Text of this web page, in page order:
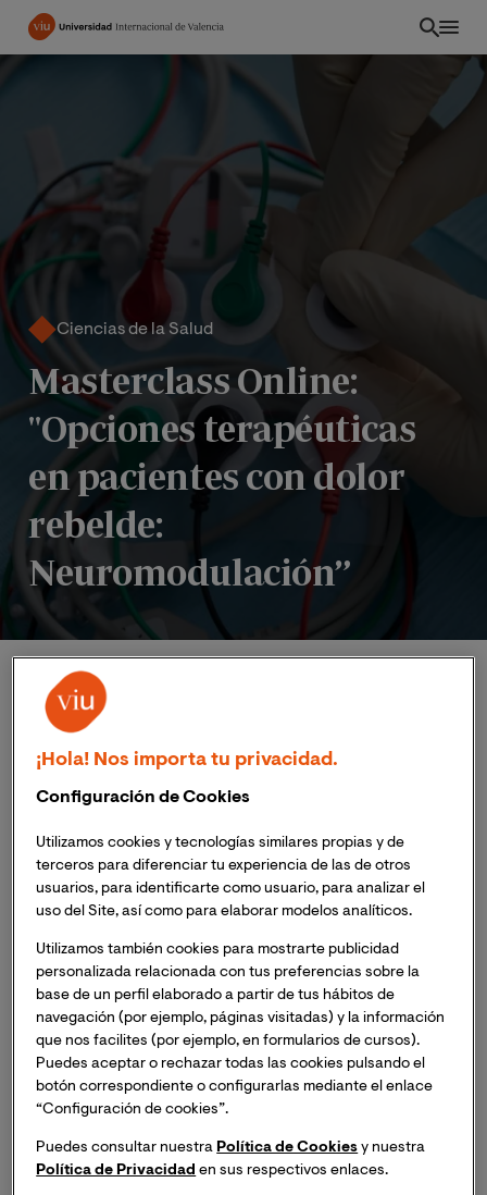
Pasar
CO
Ciencias de la Salud
Masterclass Online:
"Opciones terapéuticas
en pacientes con dolor
rebelde:
Neuromodulación”
El próximo martes 2 de junio de 2026 a las
20:00h
Cátedra del Dolorde la Universidad Internacional de
Valencia (VIU) te invita a laMasterclass Online:
"Opciones terapéuticas en pacientes con dolor
rebelde: Neuromodulación”.
Se trata de una
masterclass online que se impartirá a través de
Blackboard.
Si deseas asistir, inscríbete y recibirás un enlace para
acceder a la sesión el mismo día del evento.
¡Hola! Nos importa tu privacidad.
Configuración de Cookies
Utilizamos cookies y tecnologías similares propias y de
terceros para diferenciar tu experiencia de las de otros
usuarios, para identificarte como usuario, para analizar el
uso del Site, así como para elaborar modelos analíticos.
Utilizamos también cookies para mostrarte publicidad
personalizada relacionada con tus preferencias sobre la
base de un perfil elaborado a partir de tus hábitos de
navegación (por ejemplo, páginas visitadas) y la información
que nos facilites (por ejemplo, en formularios de cursos).
Puedes aceptar o rechazar todas las cookies pulsando el
botón correspondiente o configurarlas mediante el enlace
“Configuración de cookies”.
Puedes consultar nuestra Política de Cookies y nuestra
Política de Privacidad en sus respectivos enlaces.